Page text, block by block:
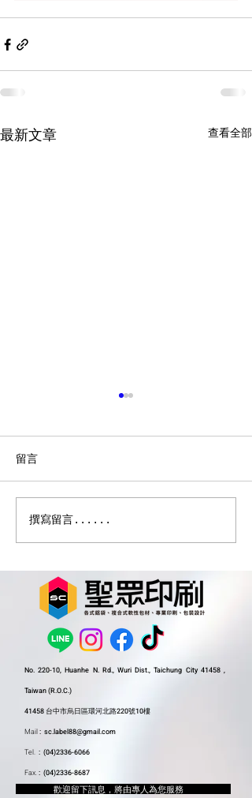
最新文章 查看全部
軟包裝印刷的裡刷與表刷
留言
撰寫留言......
No. 220-10, Huanhe N. Rd., Wuri Dist., Taichung City 41458 ,
Taiwan (R.O.C.)
41458 台中市烏日區環河北路220號10樓
Mail: sc.label88@gmail.com
Tel. : (04)2336-6066
Fax.: (04)2336-8687
​ 歡迎留下訊息，將由專人為您服務